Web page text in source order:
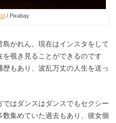
/ Pixabay
かれん。現在はインスタをして
覗き見ることができるのです
もあり、波乱万丈の人生を送っ
はダンスはダンスでもセクシー
集めていた過去もあり、彼女個